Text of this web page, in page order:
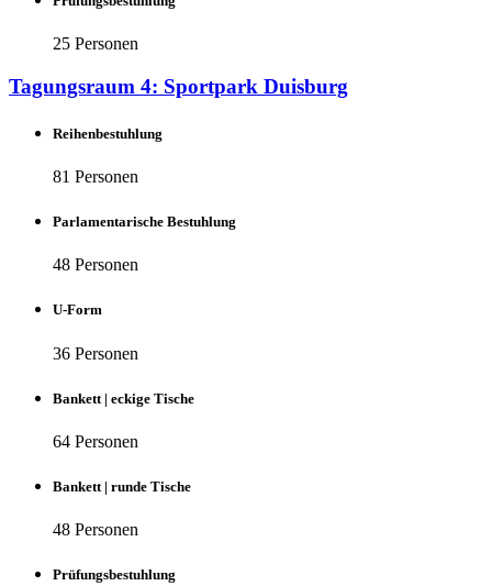
25 Personen
Tagungsraum 4: Sportpark Duisburg
Reihenbestuhlung
81 Personen
Parlamentarische Bestuhlung
48 Personen
U-Form
36 Personen
Bankett | eckige Tische
64 Personen
Bankett | runde Tische
48 Personen
Prüfungsbestuhlung